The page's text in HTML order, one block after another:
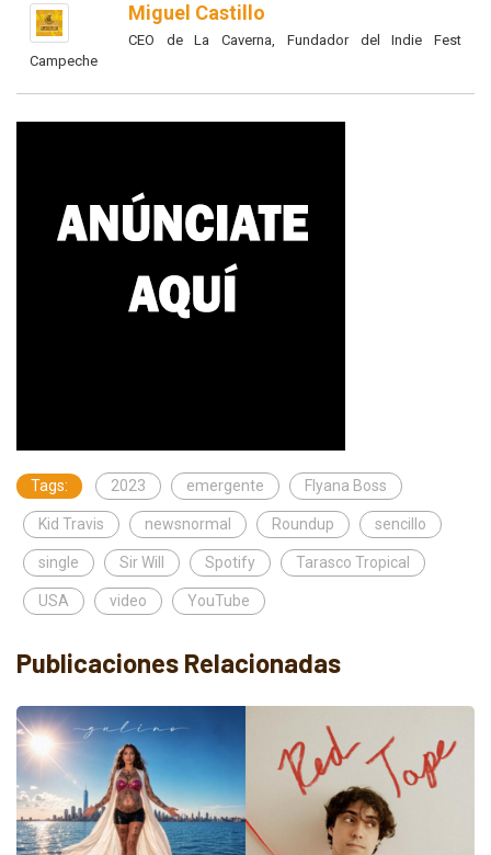
Miguel Castillo
CEO de La Caverna, Fundador del Indie Fest
Campeche
Tags: 2023 emergente Flyana Boss
Kid Travis newsnormal Roundup sencillo
single Sir Will Spotify Tarasco Tropical
USA video YouTube
Publicaciones Relacionadas